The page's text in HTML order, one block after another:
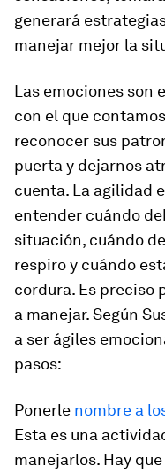
generará
manejar mejor la
Las emociones son
con el que
reconocer sus
puerta y dejarnos
cuenta. La agilidad
entender cuándo
situación, cuándo
respiro y cuándo
cordura. Es preciso
a manejar. Según
a ser ágiles
pasos:
Ponerle nombre a
Esta es una
manejarlos. Hay